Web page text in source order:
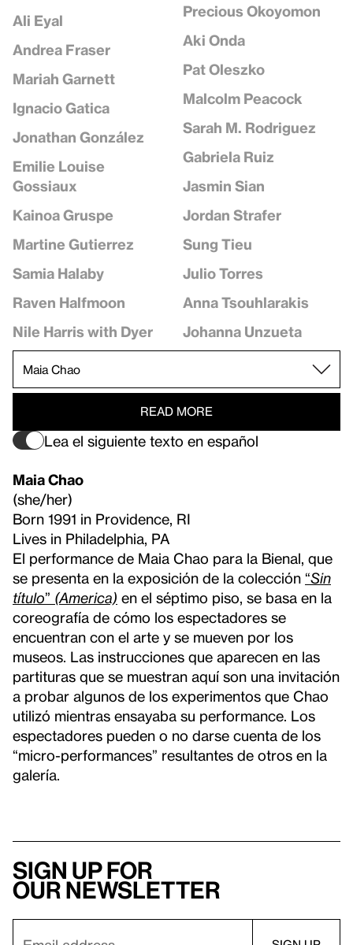
Ali Eyal
Andrea Fraser
Mariah Garnett
Ignacio Gatica
Jonathan González
Emilie Louise
Gossiaux
Kainoa Gruspe
Martine Gutierrez
Samia Halaby
Raven Halfmoon
Nile Harris with Dyer
Precious Okoyomon
Aki Onda
Pat Oleszko
Malcolm Peacock
Sarah M. Rodriguez
Gabriela Ruiz
Jasmin Sian
Jordan Strafer
Sung Tieu
Julio Torres
Anna Tsouhlarakis
Johanna Unzueta
READ MORE
Lea el siguiente texto en español
Maia Chao
(she/her)
Born 1991 in Providence, RI
Lives in Philadelphia, PA
El performance de Maia Chao para la Bienal, que
se presenta en la exposición de la colección “Sin
título” (America) en el séptimo piso, se basa en la
coreografía de cómo los espectadores se
encuentran con el arte y se mueven por los
museos. Las instrucciones que aparecen en las
partituras que se muestran aquí son una invitación
a probar algunos de los experimentos que Chao
utilizó mientras ensayaba su performance. Los
espectadores pueden o no darse cuenta de los
“micro-performances” resultantes de otros en la
galería.
Sign up for
our newsletter